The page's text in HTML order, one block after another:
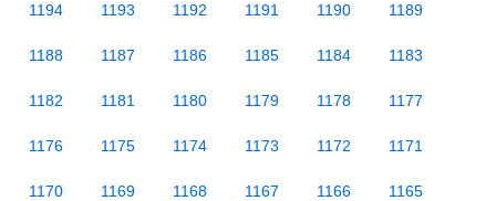
1194 1193 1192 1191 1190 1189
1188 1187 1186 1185 1184 1183
1182 1181 1180 1179 1178 1177
1176 1175 1174 1173 1172 1171
1170 1169 1168 1167 1166 1165